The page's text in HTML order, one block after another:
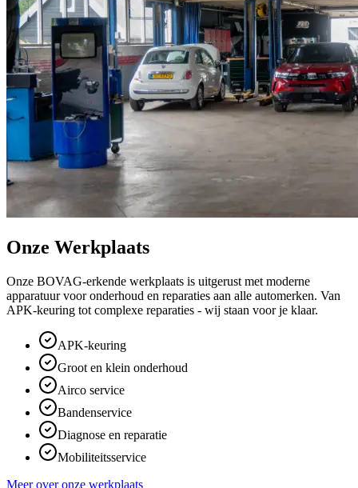
Onze Werkplaats
Onze BOVAG-erkende werkplaats is uitgerust met moderne
apparatuur voor onderhoud en reparaties aan alle automerken. Van
APK-keuring tot complexe reparaties - wij staan voor je klaar.
APK-keuring
Groot en klein onderhoud
Airco service
Bandenservice
Diagnose en reparatie
Mobiliteitsservice
Meer over onze werkplaats